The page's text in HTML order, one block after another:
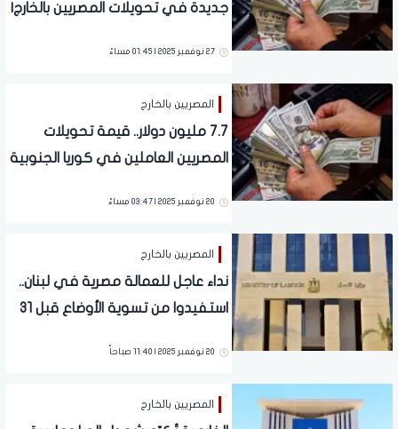
جديدة في تحويلات المصريين بالخارج|
27 نوفمبر 2025 | 01:45 مساءً
المصريين بالخارج
7.7 مليون دولار.. قيمة تحويلات
المصريين العاملين في كوريا الجنوبية
20 نوفمبر 2025 | 03:47 مساءً
المصريين بالخارج
نداء عاجل للعمالة مصرية في لبنان..
استفيدوا من تسوية الأوضاع قبل 31
20 نوفمبر 2025 | 11:40 صباحاً
المصريين بالخارج